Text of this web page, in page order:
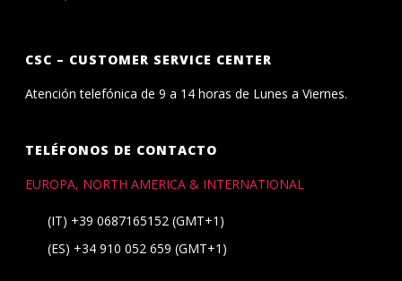
CSC – CUSTOMER SERVICE CENTER
Atención telefónica de 9 a 14 horas de Lunes a Viernes.
TELÉFONOS DE CONTACTO
EUROPA, NORTH AMERICA & INTERNATIONAL
(IT) +39 0687165152 (GMT+1)
(ES) +34 910 052 659 (GMT+1)